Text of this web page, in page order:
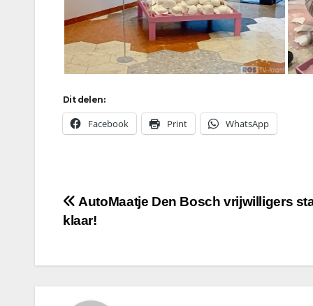
Dit delen:
Facebook Print WhatsApp
Bericht
AutoMaatje Den Bosch vrijwilligers
klaar!